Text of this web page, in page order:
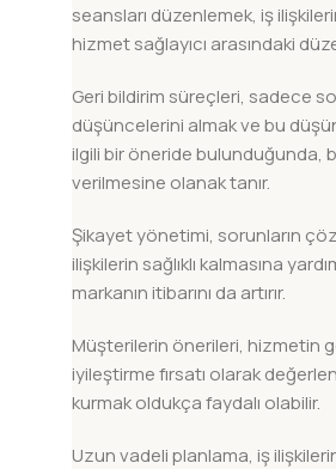
seansları düzenlemek, iş
hizmet sağlayıcı arasındaki
Geri bildirim süreçleri, sadece
düşüncelerini almak ve bu
ilgili bir öneride bulunduğunda,
verilmesine olanak tanır.
Şikayet yönetimi, sorunların
ilişkilerin sağlıklı kalmasına
markanın itibarını da artırır.
Müşterilerin önerileri, hizmetin
iyileştirme fırsatı olarak
kurmak oldukça faydalı olabilir.
Uzun vadeli planlama, iş